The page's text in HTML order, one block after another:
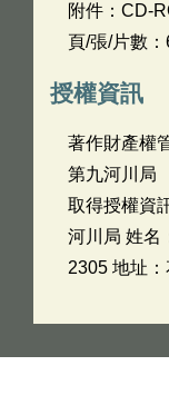
附件：CD-
頁/張/片數
授權資訊
著作財產權
第九河川局
取得授權資
河川局 姓名
2305 地址